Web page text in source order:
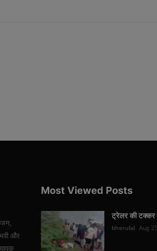
और
Most Viewed Posts
ट्रेलर की
bherulal Aug